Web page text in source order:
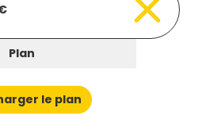
Plan
le plan